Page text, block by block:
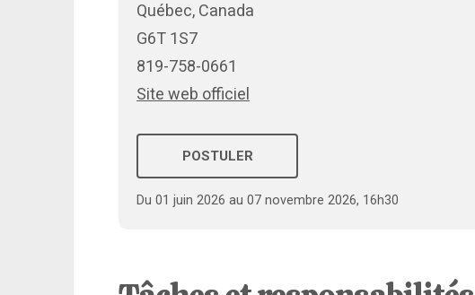
Québec, Canada
G6T 1S7
819-758-0661
Site web officiel
POSTULER
Du 01 juin 2026 au 07 novembre 2026, 16h30